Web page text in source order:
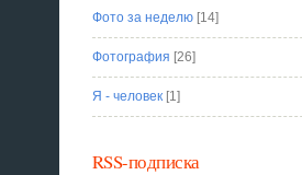
Фото за неделю[14]
Фотография [26]
Я - человек[1]
RSS-подписка